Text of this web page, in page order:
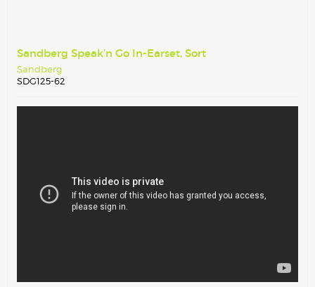
Sandberg Speak’n Go In-Earset, Sort
Sandberg
SDG125-62